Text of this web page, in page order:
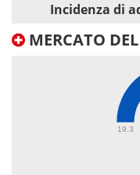
Incidenza di
MERCATO
19.3